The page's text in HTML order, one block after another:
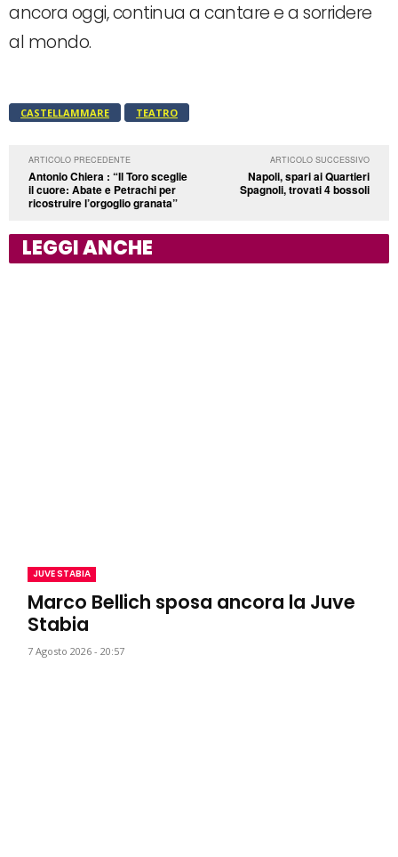
ancora oggi, continua a cantare e a sorridere
al mondo.
CASTELLAMMARE TEATRO
ARTICOLO PRECEDENTE
Antonio Chiera : “Il Toro sceglie
il cuore: Abate e Petrachi per
ricostruire l’orgoglio granata”
ARTICOLO SUCCESSIVO
Napoli, spari ai Quartieri
Spagnoli, trovati 4 bossoli
LEGGI ANCHE
JUVE STABIA
Marco Bellich sposa ancora la Juve
Stabia
7 Agosto 2026 - 20:57